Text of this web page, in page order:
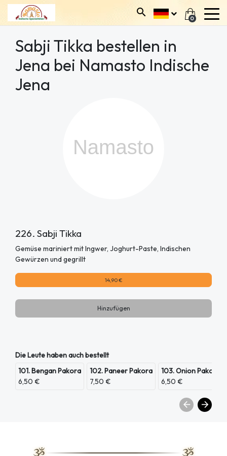
0
Sabji Tikka bestellen in
Jena bei Namasto Indische
Jena
226. Sabji Tikka
Gemüse mariniert mit Ingwer, Joghurt-Paste, Indischen
Gewürzen und gegrillt
14,90 €
Hinzufügen
Die Leute haben auch bestellt
101. Bengan Pakora
6,50 €
102. Paneer Pakora
7,50 €
103. Onion Pakora
6,50 €